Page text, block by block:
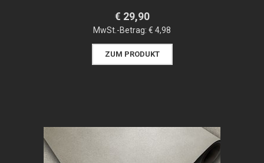
€ 29,90
MwSt.-Betrag: € 4,98
ZUM PRODUKT